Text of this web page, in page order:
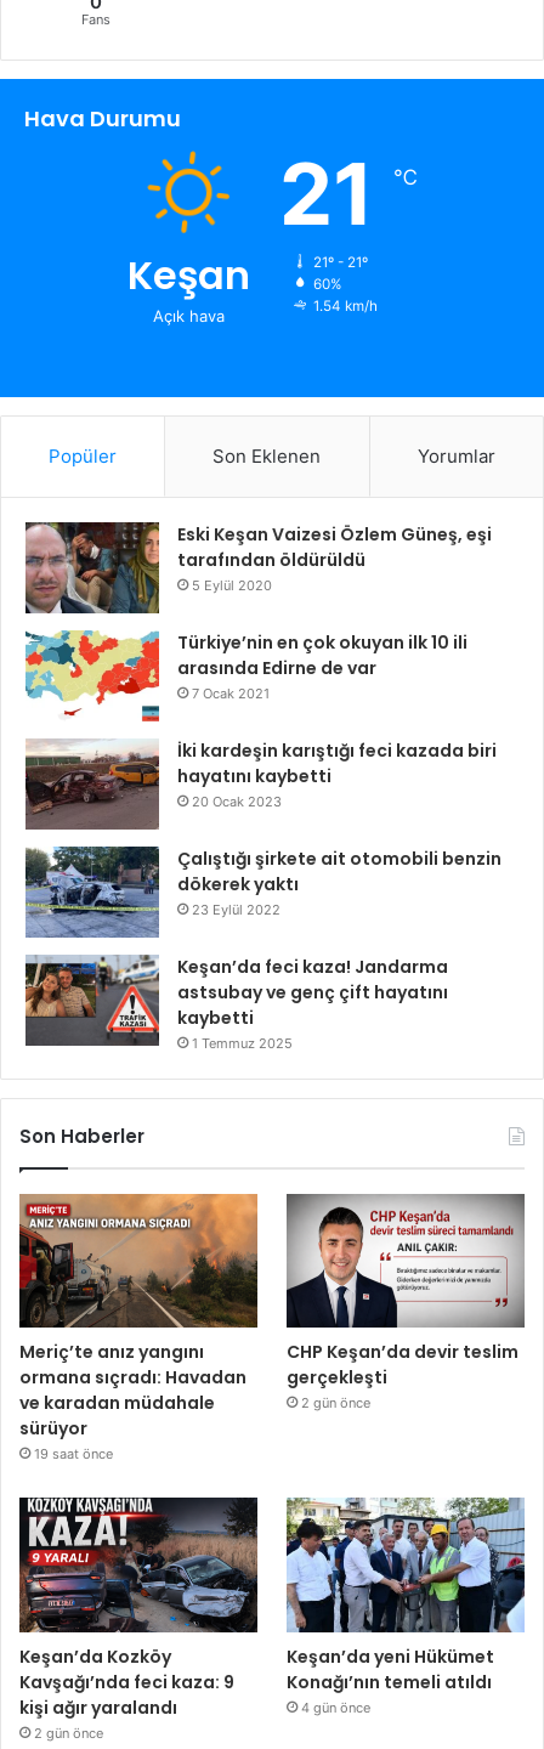
Fans
Hava Durumu
Keşan
Açık hava
21 ℃
21º - 21º
60%
1.54 km/h
Popüler Son Eklenen Yorumlar
Eski Keşan Vaizesi Özlem Güneş, eşi
tarafından öldürüldü
5 Eylül 2020
Türkiye’nin en çok okuyan ilk 10 ili
arasında Edirne de var
7 Ocak 2021
İki kardeşin karıştığı feci kazada biri
hayatını kaybetti
20 Ocak 2023
Çalıştığı şirkete ait otomobili benzin
dökerek yaktı
23 Eylül 2022
Keşan’da feci kaza! Jandarma
astsubay ve genç çift hayatını
kaybetti
1 Temmuz 2025
Son Haberler
Meriç’te anız yangını
ormana sıçradı: Havadan
ve karadan müdahale
sürüyor
19 saat önce
CHP Keşan’da devir teslim
gerçekleşti
2 gün önce
Keşan’da Kozköy
Kavşağı’nda feci kaza: 9
kişi ağır yaralandı
2 gün önce
Keşan’da yeni Hükümet
Konağı’nın temeli atıldı
4 gün önce